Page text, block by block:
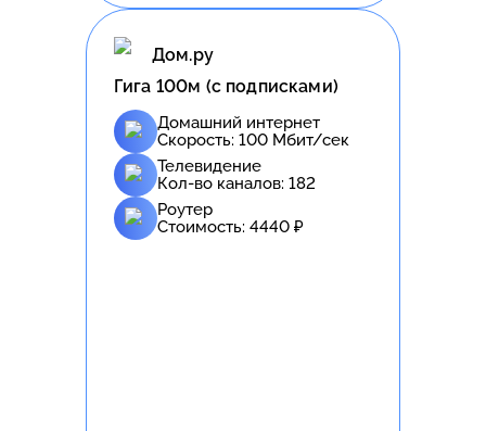
Дом.ру
Гига 100м (с подписками)
Домашний интернет
Скорость: 100 Мбит/сек
Телевидение
Кол-во каналов: 182
Роутер
Стоимость: 4440 ₽